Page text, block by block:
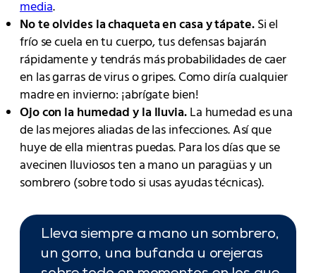
media.
No te olvides la chaqueta en casa y tápate.Si el
frío se cuela en tu cuerpo, tus defensas bajarán
rápidamente y tendrás más probabilidades de caer
en las garras de virus o gripes. Como diría cualquier
madre en invierno: ¡abrígate bien!
Ojo con la humedad y la lluvia.La humedad es una
de las mejores aliadas de las infecciones. Así que
huye de ella mientras puedas. Para los días que se
avecinen lluviosos ten a mano un paragüas y un
sombrero (sobre todo si usas ayudas técnicas).
Lleva siempre a mano un sombrero,
un gorro, una bufanda u orejeras